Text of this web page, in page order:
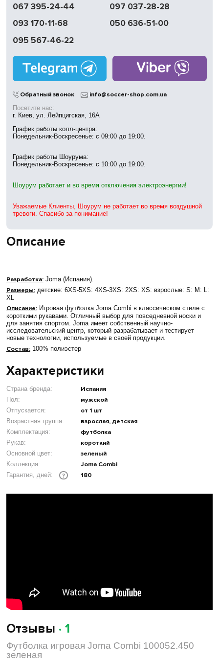
доставка
Обмен | Возвращение
без выходных
Магазины
в Киеве
Описание
Разработка:Joma (Испания).
Размеры:детские: 6XS-5XS: 4XS-3XS: 2XS: XS: взрослые: S: M: L:
XL
Описание:Игровая футболка Joma Combi в классическом стиле с
короткими рукавами. Отличный выбор для повседневной носки и
для занятия спортом. Joma имеет собственный научно-
исследовательский центр, который разрабатывает и тестирует
новые технологии, используемые в своей продукции.
Состав:100% полиэстер
Характеристики
Страна бренда: Испания
Пол: мужской
Отпускается: от 1 шт
Возрастная группа: взрослая, детская
Комплектация: футболка
Рукав: короткий
Основной цвет: зеленый
Коллекция: Joma Combi
Гарантия, дней: ? 180
Отзывы · 1
Футболка игровая Joma Combi 100052.450
зеленая
067 395-24-44
097 037-28-28
093 170-11-68
050 636-51-00
095 567-46-22
Обратный звонок info@soccer-shop.com.ua
Посетите нас:
г. Киев, ул. Лейпцигская, 16А
График работы колл-центра:
Понедельник-Воскресенье: с 09:00 до 19:00.
График работы Шоурума:
Понедельник-Воскресенье: с 10:00 до 19:00.
Шоурум работает и во время отключения электроэнергии!
Уважаемые Клиенты, Шоурум не работает во время воздушной
тревоги. Спасибо за понимание!